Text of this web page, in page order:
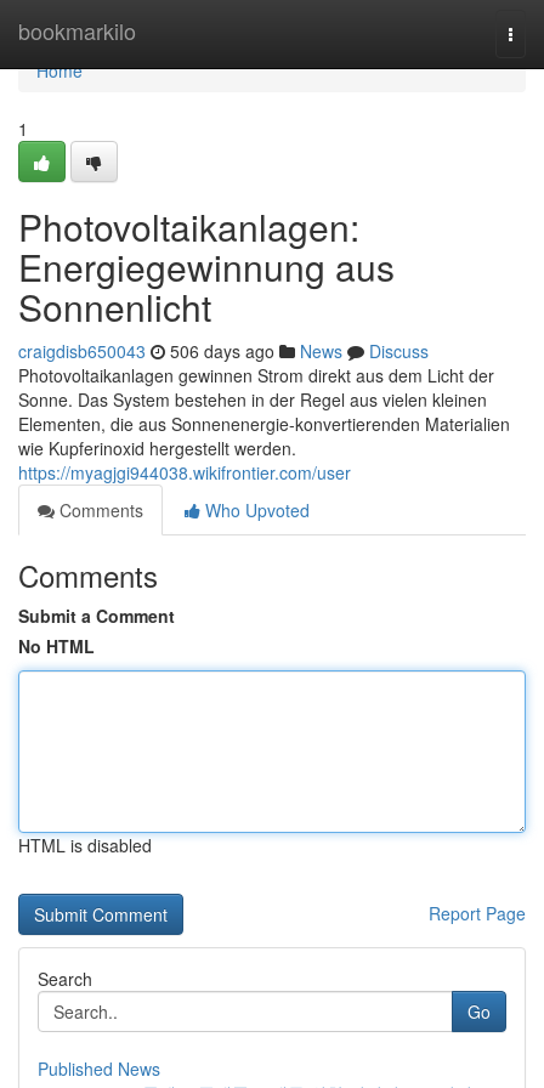
bookmarkilo
Home
Home
1
Photovoltaikanlagen:
Energiegewinnung aus
Sonnenlicht
craigdisb650043 506 days ago News
Discuss
Photovoltaikanlagen gewinnen Strom direkt aus dem Licht der
Sonne. Das System bestehen in der Regel aus vielen kleinen
Elementen, die aus Sonnenenergie-konvertierenden Materialien
wie Kupferinoxid hergestellt werden.
https://myagjgi944038.wikifrontier.com/user
Comments
Who Upvoted
Comments
Submit a Comment
No HTML
HTML is disabled
Report Page
Search
Go
Published News